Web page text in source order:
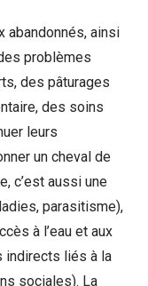
abandonnés, ainsi
problèmes
des pâturages
des soins
leurs
un cheval de
c’est aussi une
parasitisme),
à l’eau et aux
indirects liés à la
sociales). La